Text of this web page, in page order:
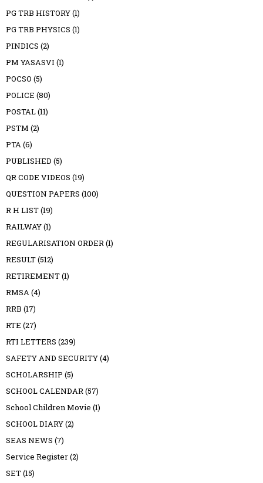
PG TRB HISTORY(1)
PG TRB PHYSICS (1)
PINDICS (2)
PM YASASVI (1)
POCSO (5)
POLICE (80)
POSTAL(11)
PSTM (2)
PTA(6)
PUBLISHED (5)
QR CODE VIDEOS (19)
QUESTION PAPERS (100)
R H LIST(19)
RAILWAY(1)
REGULARISATION ORDER(1)
RESULT(512)
RETIREMENT(1)
RMSA(4)
RRB (17)
RTE (27)
RTI LETTERS (239)
SAFETY AND SECURITY(4)
SCHOLARSHIP (5)
SCHOOL CALENDAR(57)
School Children Movie (1)
SCHOOL DIARY(2)
SEAS NEWS (7)
Service Register(2)
SET(15)